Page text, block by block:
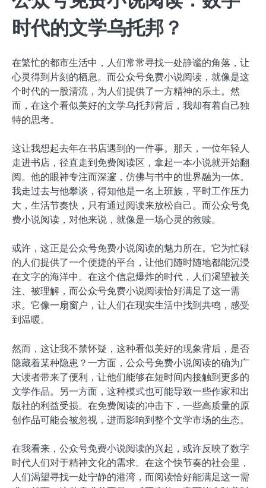
时代的文学乌托邦？
在繁忙的都市生活中，人们常常寻找一处静谧的角落，让
心灵得到片刻的栖息。而公众号免费小说阅读，就像是这
个时代的一股清流，为人们提供了一方精神的乐土。然
而，在这个看似美好的文学乌托邦背后，我却有着自己独
特的思考。
这让我想起去年在书店遇到的一件事。那天，一位年轻人
走进书店，径直走到免费阅读区，拿起一本小说就开始翻
阅。他的眼神专注而深邃，仿佛与书中的世界融为一体。
我走过去与他攀谈，得知他是一名上班族，平时工作压力
大，生活节奏快，只有通过阅读来放松自己。而公众号免
费小说阅读，对他来说，就像是一场心灵的救赎。
或许，这正是公众号免费小说阅读的魅力所在。它为忙碌
的人们提供了一个便捷的平台，让他们随时随地都能沉浸
在文字的海洋中。在这个信息爆炸的时代，人们渴望被关
注、被理解，而公众号免费小说阅读恰好满足了这一需
求。它像一扇窗户，让人们在现实生活中找到共鸣，感受
到温暖。
然而，这让我不禁怀疑，这种看似美好的现象背后，是否
隐藏着某种隐患？一方面，公众号免费小说阅读的确为广
大读者带来了便利，让他们能够在短时间内接触到更多的
文学作品。另一方面，这种模式也可能导致一些作家和出
版社的利益受损。在免费阅读的冲击下，一些高质量的原
创作品可能会被忽视，进而影响到整个文学市场的生态。
在我看来，公众号免费小说阅读的兴起，或许反映了数字
时代人们对于精神文化的需求。在这个快节奏的社会里，
人们渴望寻找一处宁静的港湾，而阅读恰好能满足这一需